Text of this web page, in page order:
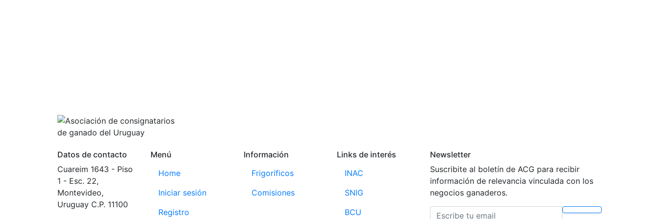
Datos de contacto
Cuareim 1643 - Piso
1 - Esc. 22,
Montevideo,
Uruguay C.P. 11100
Menú
Home
Iniciar sesión
Registro
Información
Frigoríficos
Comisiones
Links de interés
INAC
SNIG
BCU
Newsletter
Suscribite al boletín de ACG para recibir
información de relevancia vinculada con los
negocios ganaderos.